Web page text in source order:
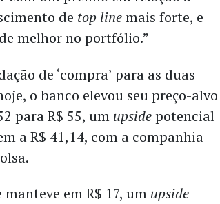
de top linemais forte, e
melhor no portfólio.”
de ‘compra’ para as duas
o banco elevou seu preço-alvo
para R$ 55, um upsidepotencial
a R$ 41,14, com a companhia
em R$ 17, um upside